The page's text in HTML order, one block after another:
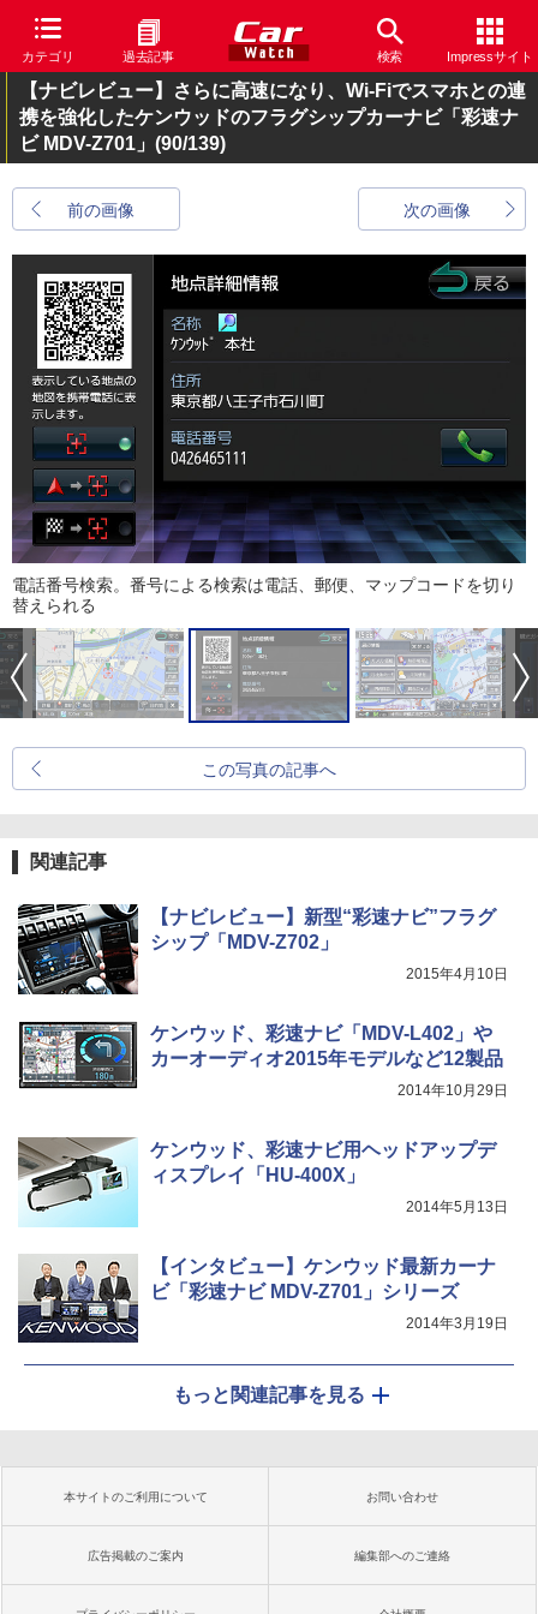
カテゴリ 過去記事 検索 Impressサイト
【ナビレビュー】さらに高速になり、Wi-Fiでスマホとの連
携を強化したケンウッドのフラグシップカーナビ「彩速ナ
ビ MDV-Z701」 (90/139)
前の画像 次の画像
電話番号検索。番号による検索は電話、郵便、マップコードを切り
替えられる
この写真の記事へ
関連記事
【ナビレビュー】新型“彩速ナビ”フラグ
シップ「MDV-Z702」
2015年4月10日
ケンウッド、彩速ナビ「MDV-L402」や
カーオーディオ2015年モデルなど12製品
2014年10月29日
ケンウッド、彩速ナビ用ヘッドアップデ
ィスプレイ「HU-400X」
2014年5月13日
【インタビュー】ケンウッド最新カーナ
ビ「彩速ナビ MDV-Z701」シリーズ
2014年3月19日
もっと関連記事を見る
本サイトのご利用について お問い合わせ
広告掲載のご案内 編集部へのご連絡